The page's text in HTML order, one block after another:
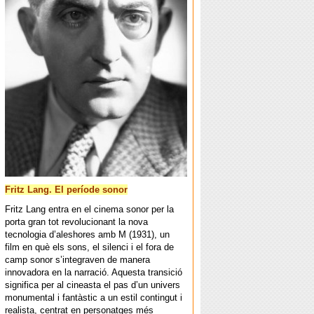
Fritz Lang. El període sonor
Fritz Lang entra en el cinema sonor per la
porta gran tot revolucionant la nova
tecnologia d’aleshores amb M (1931), un
film en què els sons, el silenci i el fora de
camp sonor s’integraven de manera
innovadora en la narració. Aquesta transició
significa per al cineasta el pas d’un univers
monumental i fantàstic a un estil contingut i
realista, centrat en personatges més